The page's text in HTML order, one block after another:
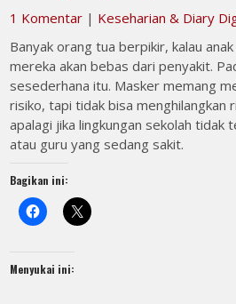
1 Komentar | Keseharian & Diary
Banyak orang tua berpikir, kalau
mereka akan bebas dari penyakit.
sesederhana itu. Masker memang
risiko, tapi tidak bisa menghilangkan
apalagi jika lingkungan sekolah tidak
atau guru yang sedang sakit.
Bagikan ini:
Menyukai ini: